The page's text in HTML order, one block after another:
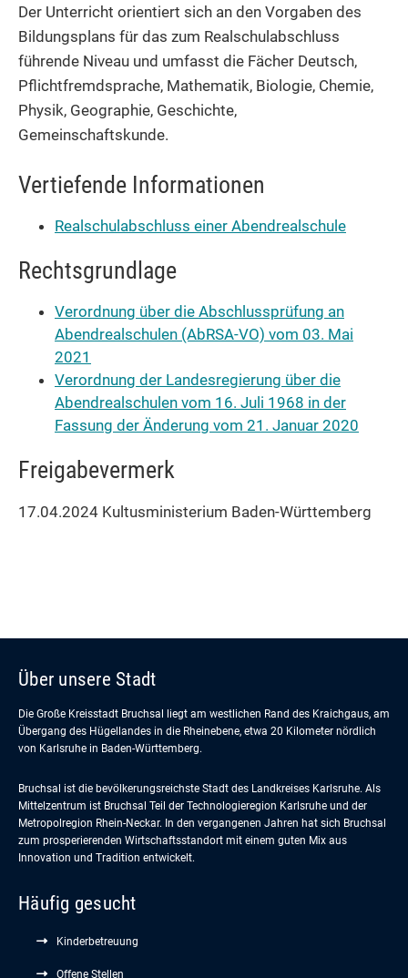
Der Unterricht orientiert sich an den Vorgaben des
Bildungsplans für das zum Realschulabschluss
führende Niveau und umfasst die Fächer Deutsch,
Pflichtfremdsprache, Mathematik, Biologie, Chemie,
Physik, Geographie, Geschichte,
Gemeinschaftskunde.
Vertiefende Informationen
Realschulabschluss einer Abendrealschule
Rechtsgrundlage
Verordnung über die Abschlussprüfung an
Abendrealschulen (AbRSA-VO) vom 03. Mai
2021
Verordnung der Landesregierung über die
Abendrealschulen vom 16. Juli 1968 in der
Fassung der Änderung vom 21. Januar 2020
Freigabevermerk
17.04.2024 Kultusministerium Baden-Württemberg
Über unsere Stadt
Die Große Kreisstadt Bruchsal liegt am westlichen Rand des Kraichgaus, am
Übergang des Hügellandes in die Rheinebene, etwa 20 Kilometer nördlich
von Karlsruhe in Baden-Württemberg.
Bruchsal ist die bevölkerungsreichste Stadt des Landkreises Karlsruhe. Als
Mittelzentrum ist Bruchsal Teil der Technologieregion Karlsruhe und der
Metropolregion Rhein-Neckar. In den vergangenen Jahren hat sich Bruchsal
zum prosperierenden Wirtschaftsstandort mit einem guten Mix aus
Innovation und Tradition entwickelt.
Häufig gesucht
Kinderbetreuung
Offene Stellen